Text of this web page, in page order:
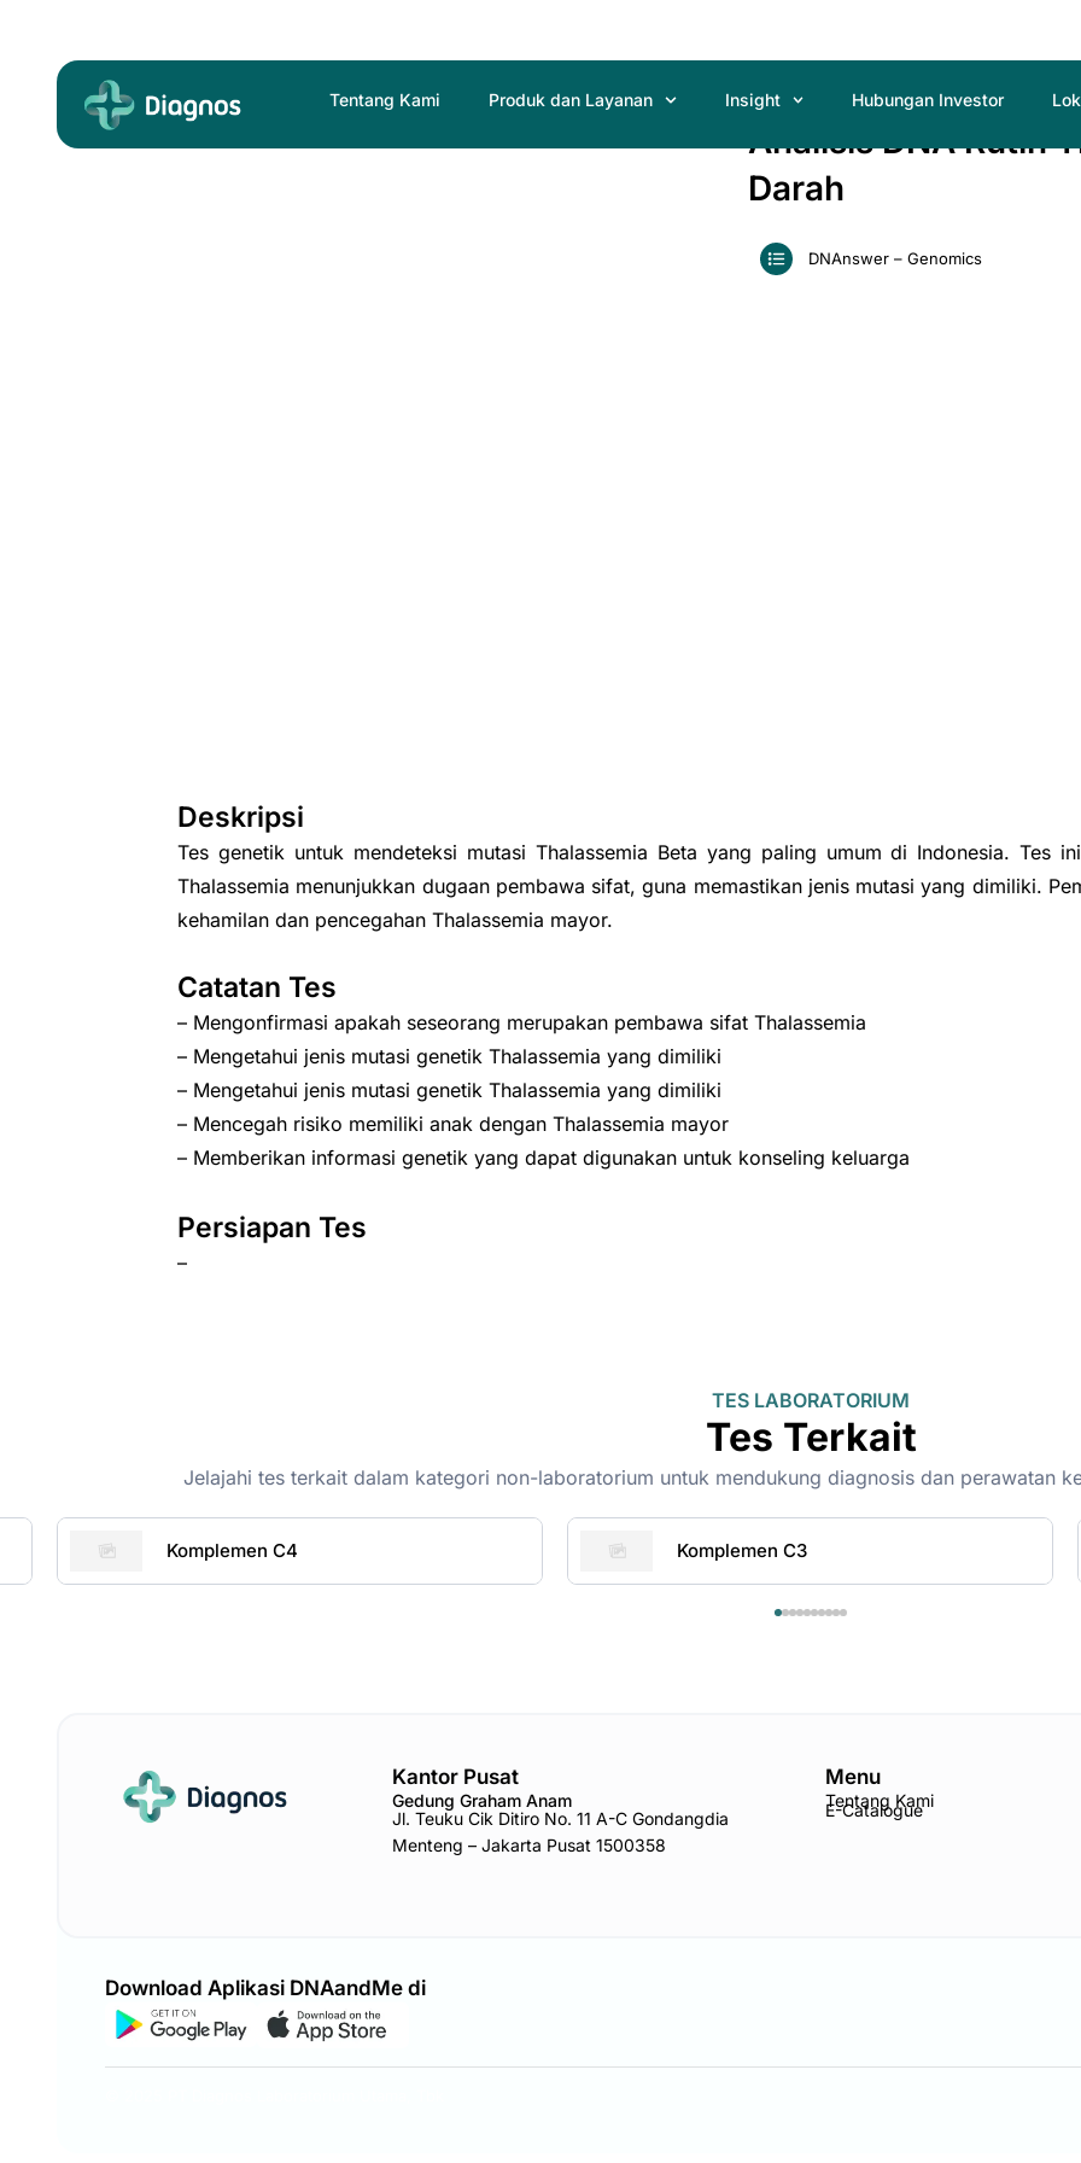
content
Tentang Kami Produk dan Layanan Insight Hubungan Investor
Analisis DNA Rutin
Darah
DNAnswer – Genomics
Deskripsi
Tes genetik untuk mendeteksi mutasi Thalassemia Beta yang paling umum di Indonesia. Tes
Thalassemia menunjukkan dugaan pembawa sifat, guna memastikan jenis mutasi yang dimiliki.
kehamilan dan pencegahan Thalassemia mayor.
Catatan Tes
– Mengonfirmasi apakah seseorang merupakan pembawa sifat Thalassemia
– Mengetahui jenis mutasi genetik Thalassemia yang dimiliki
– Mengetahui jenis mutasi genetik Thalassemia yang dimiliki
– Mencegah risiko memiliki anak dengan Thalassemia mayor
– Memberikan informasi genetik yang dapat digunakan untuk konseling keluarga
Persiapan Tes
–
TES LABORATORIUM
Tes Terkait
Jelajahi tes terkait dalam kategori non-laboratorium untuk mendukung diagnosis dan perawatan
Komplemen C4 Komplemen C3
Kantor Pusat
Gedung Graham Anam
Jl. Teuku Cik Ditiro No. 11 A-C Gondangdia
Menteng – Jakarta Pusat 1500358
Menu
Tentang Kami
E-Catalogue
Download Aplikasi DNAandMe di